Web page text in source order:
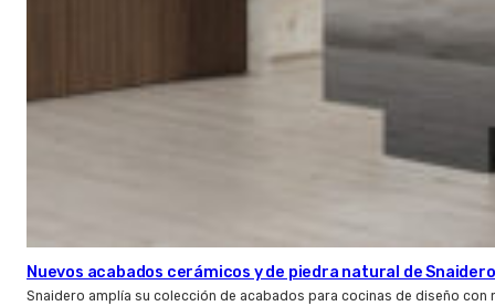
Nuevos acabados cerámicos y de piedra natural de Snaidero
Snaidero amplía su colección de acabados para cocinas de diseño